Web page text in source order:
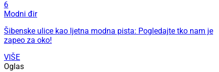
6
Modni đir
Šibenske ulice kao ljetna modna pista: Pogledajte tko nam je
zapeo za oko!
VIŠE
Oglas